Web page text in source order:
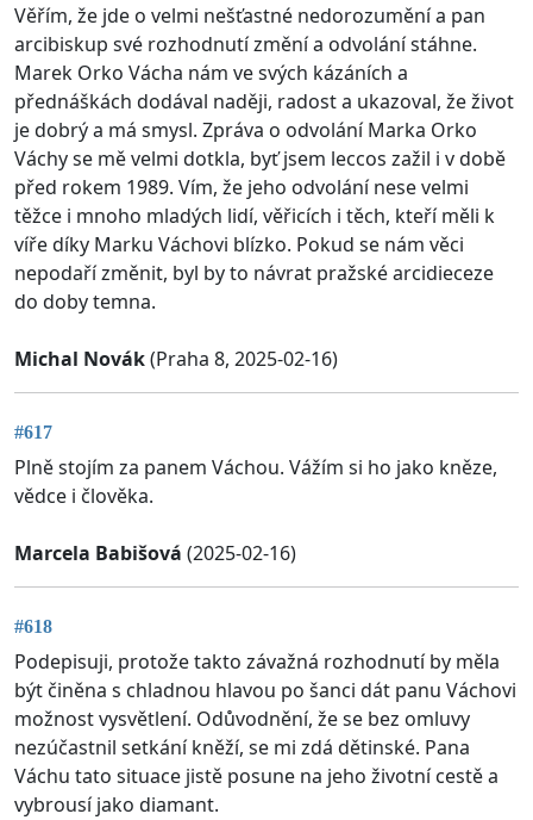
Věřím, že jde o velmi nešťastné nedorozumění a pan
arcibiskup své rozhodnutí změní a odvolání stáhne.
Marek Orko Vácha nám ve svých kázáních a
přednáškách dodával naději, radost a ukazoval, že život
je dobrý a má smysl. Zpráva o odvolání Marka Orko
Váchy se mě velmi dotkla, byť jsem leccos zažil i v době
před rokem 1989. Vím, že jeho odvolání nese velmi
těžce i mnoho mladých lidí, věřicích i těch, kteří měli k
víře díky Marku Váchovi blízko. Pokud se nám věci
nepodaří změnit, byl by to návrat pražské arcidieceze
do doby temna.
Michal Novák(Praha 8, 2025-02-16)
#617
Plně stojím za panem Váchou. Vážím si ho jako kněze,
vědce i člověka.
Marcela Babišová (2025-02-16)
#618
Podepisuji, protože takto závažná rozhodnutí by měla
být činěna s chladnou hlavou po šanci dát panu Váchovi
možnost vysvětlení. Odůvodnění, že se bez omluvy
nezúčastnil setkání kněží, se mi zdá dětinské. Pana
Váchu tato situace jistě posune na jeho životní cestě a
vybrousí jako diamant.